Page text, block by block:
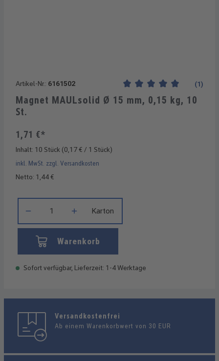
Artikel-Nr.: 6161502
Durchschnittliche
(1)
Magnet MAULsolid Ø 15 mm, 0,15 kg, 10
St.
1,71 €*
Inhalt: 10 Stück (0,17 € / 1 Stück)
inkl. MwSt. zzgl. Versandkosten
Netto: 1,44 €
Karton
Warenkorb
Sofort verfügbar, Lieferzeit: 1-4 Werktage
Versandkostenfrei
Ab einem Warenkorbwert von 30 EUR